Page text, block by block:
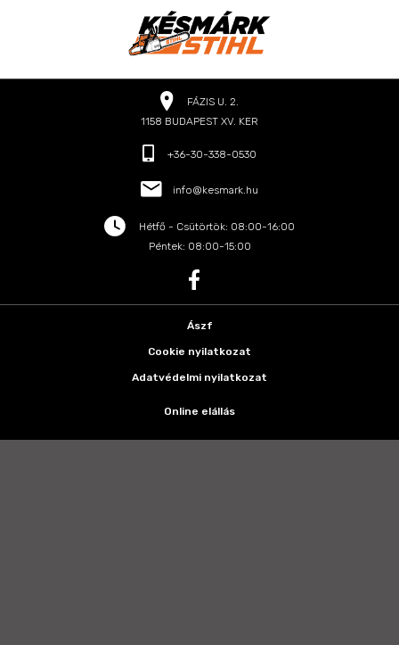
FÁZIS U. 2.
1158 BUDAPEST XV. KER
+36-30-338-0530
info@kesmark.hu
Hétfő - Csütörtök: 08:00-16:00
Péntek: 08:00-15:00
Ászf
Cookie nyilatkozat
Adatvédelmi nyilatkozat
Online elállás